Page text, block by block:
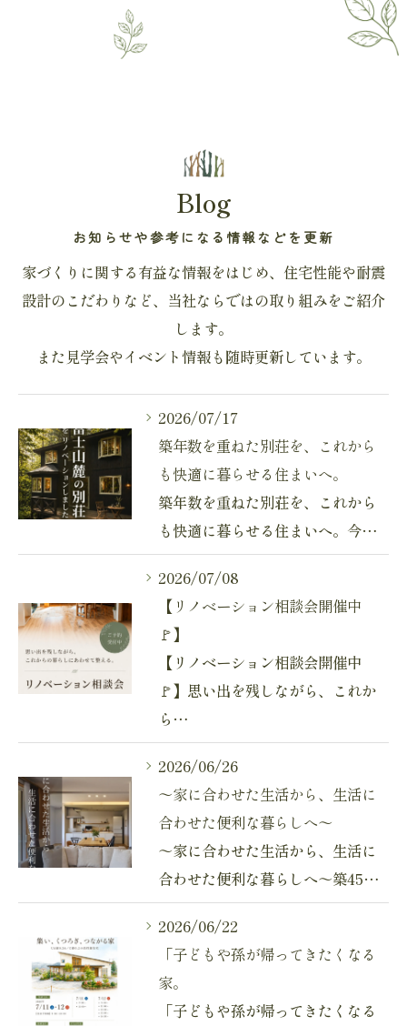
お知らせや参考になる情報などを更新
Blog
家づくりに関する有益な情報をはじめ、住宅性能や耐震
設計のこだわりなど、当社ならではの取り組みをご紹介
します。
また見学会やイベント情報も随時更新しています。
2026/07/17
築年数を重ねた別荘を、これから
も快適に暮らせる住まいへ。
築年数を重ねた別荘を、これから
も快適に暮らせる住まいへ。今…
2026/07/08
【リノベーション相談会開催中
🚩】
【リノベーション相談会開催中
🚩】思い出を残しながら、これか
ら…
2026/06/26
～家に合わせた生活から、生活に
合わせた便利な暮らしへ～
～家に合わせた生活から、生活に
合わせた便利な暮らしへ～築45…
2026/06/22
「子どもや孫が帰ってきたくなる
家。
「子どもや孫が帰ってきたくなる